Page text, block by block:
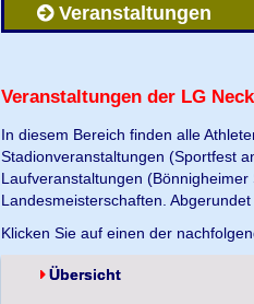
Veranstaltungen
Veranstaltungen der LG
In diesem Bereich finden alle
Stadionveranstaltungen (Sportfest
Laufveranstaltungen
Landesmeisterschaften.
Klicken Sie auf einen der
Übersicht